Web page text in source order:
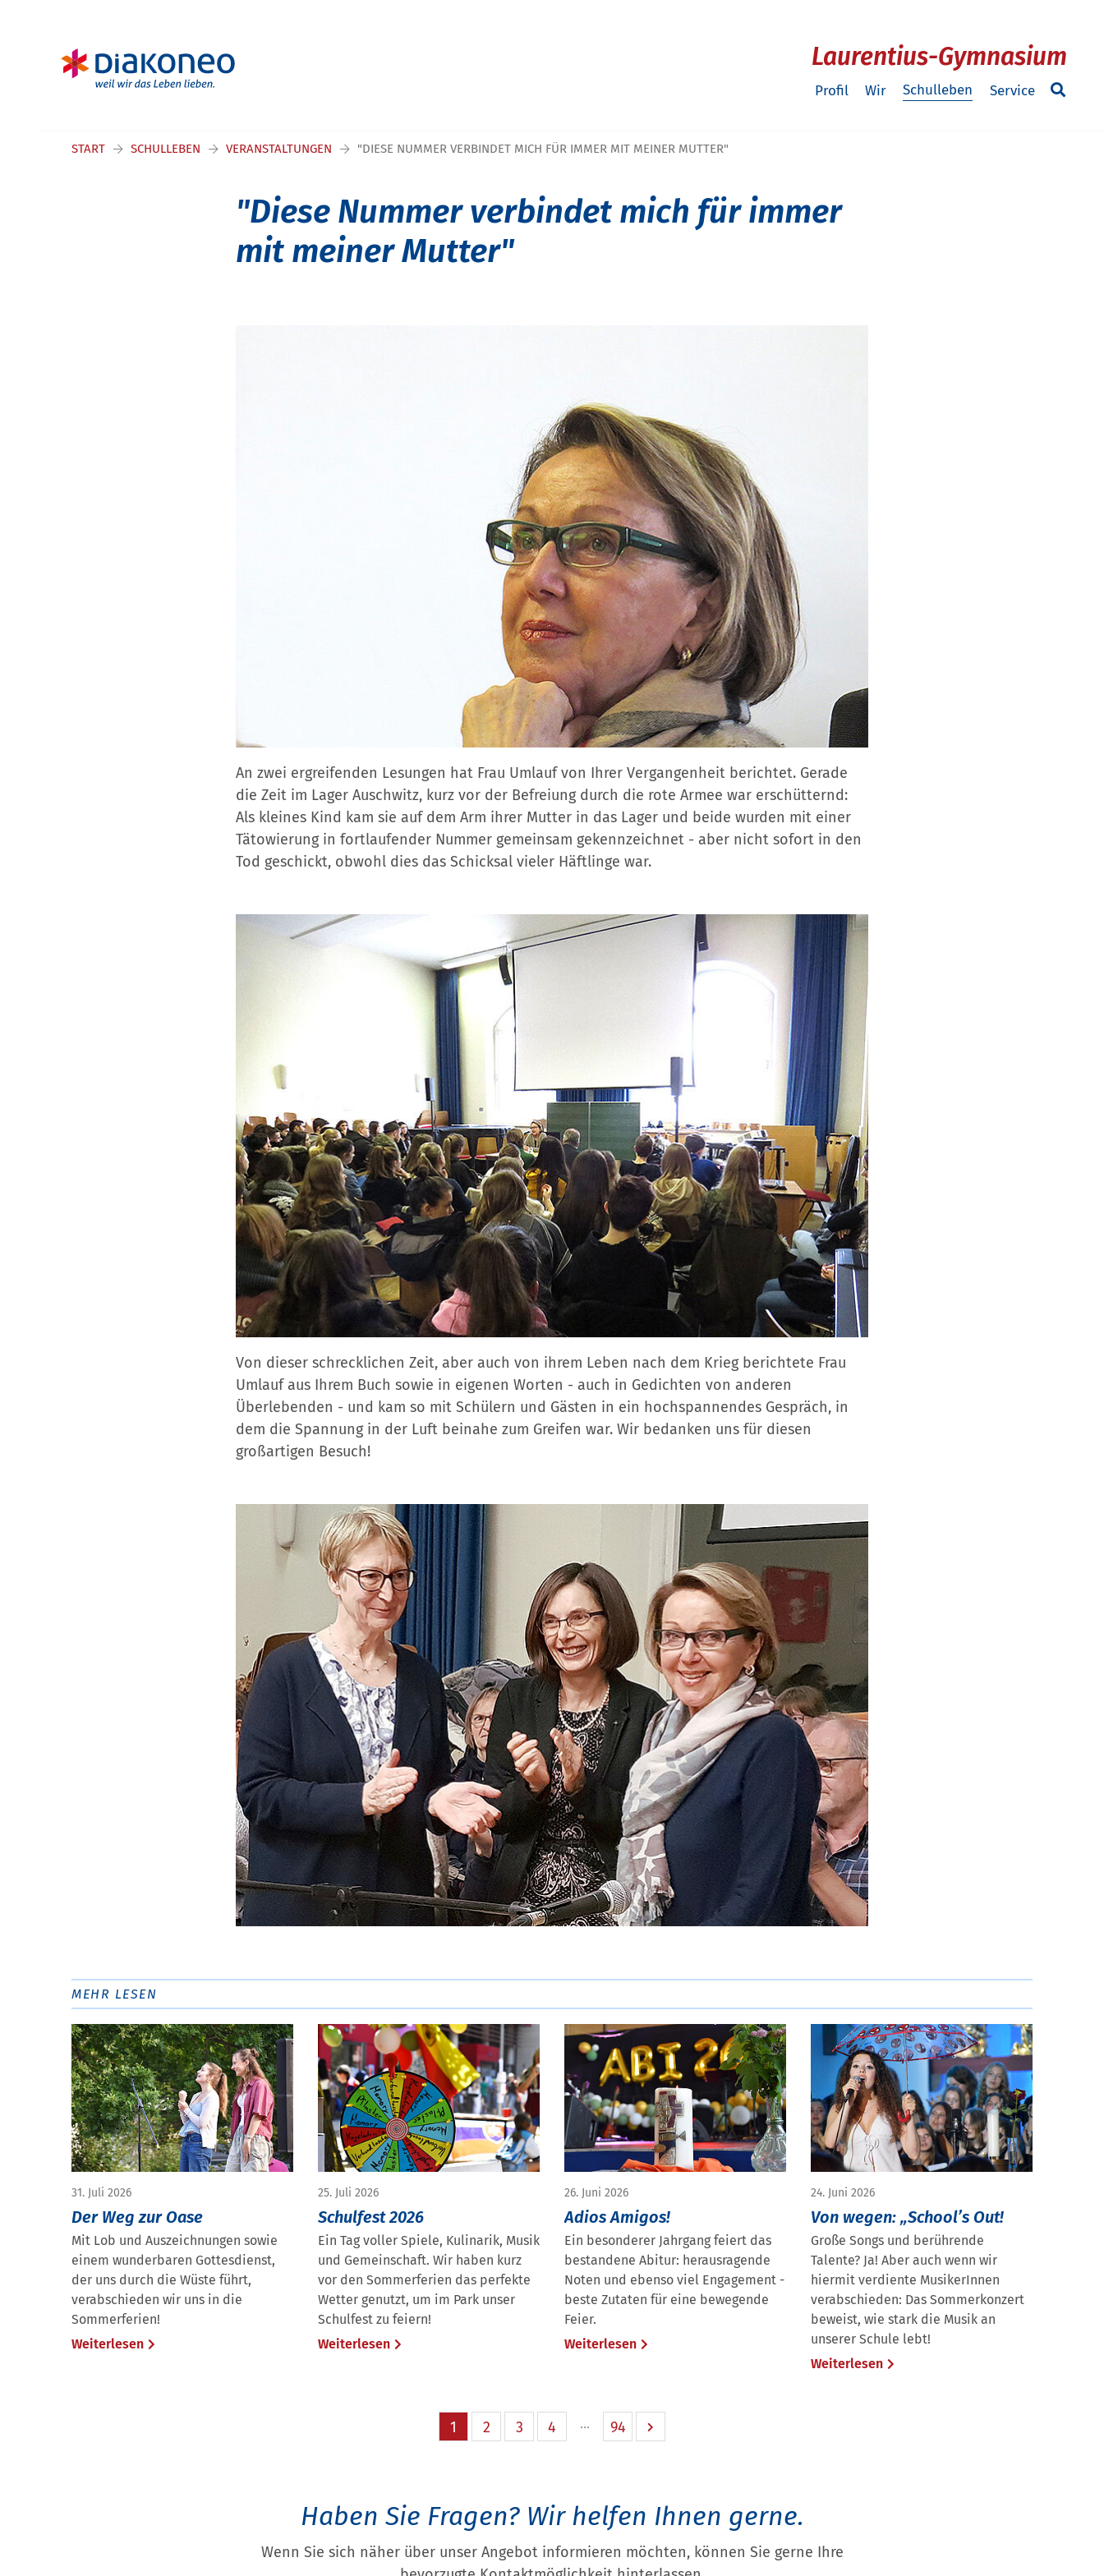
Laurentius-Gymnasium
Profil Wir Schulleben Service
START SCHULLEBEN VERANSTALTUNGEN "DIESE NUMMER VERBINDET MICH FÜR IMMER MIT MEINER MUTTER"
"Diese Nummer verbindet mich für immer
mit meiner Mutter"
An zwei ergreifenden Lesungen hat Frau Umlauf von Ihrer Vergangenheit berichtet. Gerade
die Zeit im Lager Auschwitz, kurz vor der Befreiung durch die rote Armee war erschütternd:
Als kleines Kind kam sie auf dem Arm ihrer Mutter in das Lager und beide wurden mit einer
Tätowierung in fortlaufender Nummer gemeinsam gekennzeichnet - aber nicht sofort in den
Tod geschickt, obwohl dies das Schicksal vieler Häftlinge war.
Von dieser schrecklichen Zeit, aber auch von ihrem Leben nach dem Krieg berichtete Frau
Umlauf aus Ihrem Buch sowie in eigenen Worten - auch in Gedichten von anderen
Überlebenden - und kam so mit Schülern und Gästen in ein hochspannendes Gespräch, in
dem die Spannung in der Luft beinahe zum Greifen war. Wir bedanken uns für diesen
großartigen Besuch!
MEHR LESEN
31. Juli 2026
Der Weg zur Oase
Mit Lob und Auszeichnungen sowie
einem wunderbaren Gottesdienst,
der uns durch die Wüste führt,
verabschieden wir uns in die
Sommerferien!
Weiterlesen
25. Juli 2026
Schulfest 2026
Ein Tag voller Spiele, Kulinarik, Musik
und Gemeinschaft. Wir haben kurz
vor den Sommerferien das perfekte
Wetter genutzt, um im Park unser
Schulfest zu feiern!
Weiterlesen
26. Juni 2026
Adios Amigos!
Ein besonderer Jahrgang feiert das
bestandene Abitur: herausragende
Noten und ebenso viel Engagement -
beste Zutaten für eine bewegende
Feier.
Weiterlesen
24. Juni 2026
Von wegen: „School’s Out!
Große Songs und berührende
Talente? Ja! Aber auch wenn wir
hiermit verdiente MusikerInnen
verabschieden: Das Sommerkonzert
beweist, wie stark die Musik an
unserer Schule lebt!
Weiterlesen
1 2 3 4 94
Haben Sie Fragen?Wir helfen Ihnen gerne.
Wenn Sie sich näher über unser Angebot informieren möchten, können Sie gerne Ihre